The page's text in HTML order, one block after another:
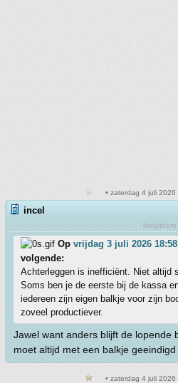
• zaterdag 4 juli 2026
incel
they/them
Op vrijdag 3 juli 2026 18:58
volgende:
Achterleggen is inefficiënt. Niet altijd
Soms ben je de eerste bij de kassa
iedereen zijn eigen balkje voor zijn
zoveel productiever.
Jawel want anders blijft de lopende
moet altijd met een balkje geeindigd
• zaterdag 4 juli 2026